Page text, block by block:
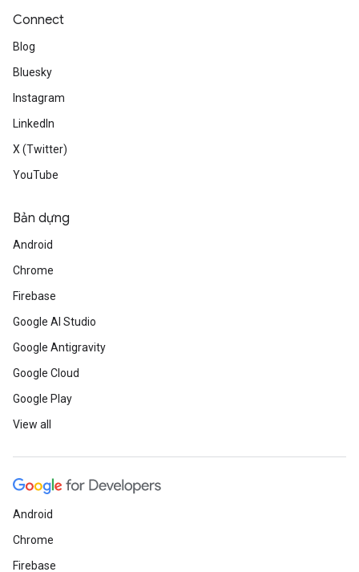
Connect
Blog
Bluesky
Instagram
LinkedIn
X (Twitter)
YouTube
Bản dựng
Android
Chrome
Firebase
Google AI Studio
Google Antigravity
Google Cloud
Google Play
View all
Android
Chrome
Firebase